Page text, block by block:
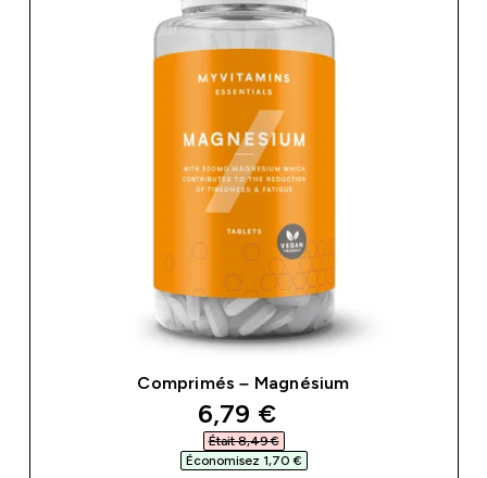
Comprimés – Magnésium
discounted price
6,79 €‎
Était 8,49 €‎
Économisez 1,70 €‎